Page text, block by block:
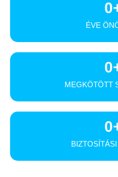
ÉVE
0
MEGKÖTÖTT
0
0